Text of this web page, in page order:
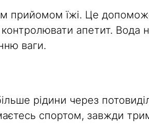
прийомом їжі. Це
апетит.
ваги.
рідини через
спортом, завжди